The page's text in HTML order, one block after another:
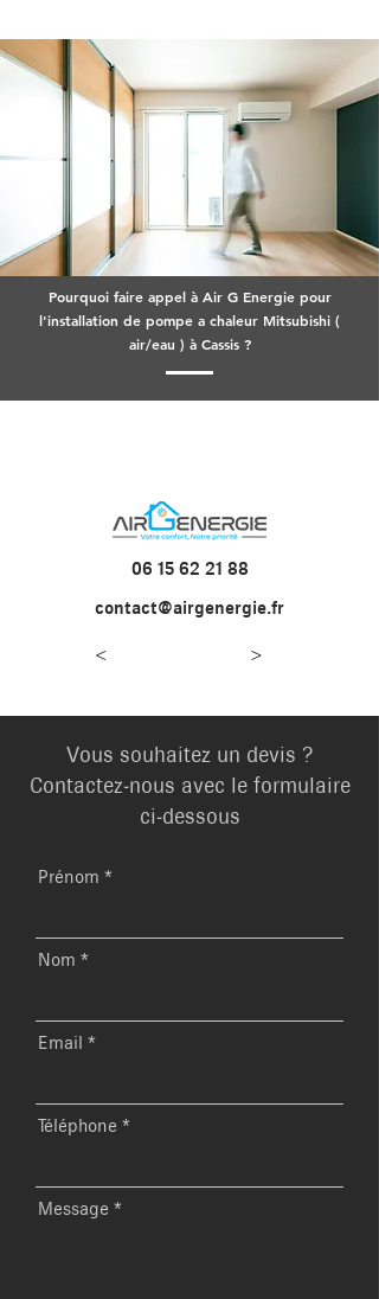
Pourquoi faire appel à Air G Energie pour
l'installation de pompe a chaleur Mitsubishi (
air/eau ) à Cassis ?
06 15 62 21 88
contact@airgenergie.fr
< >
Vous souhaitez un devis ?
Contactez-nous avec le formulaire
ci-dessous
Prénom
Nom
Email
Téléphone
Message